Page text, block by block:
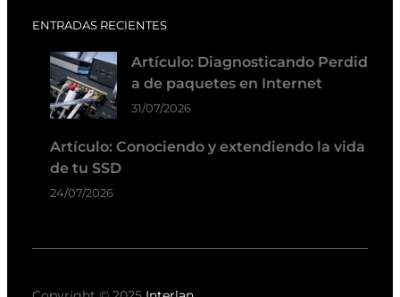
ENTRADAS RECIENTES
Artículo: Diagnosticando Perdid
a de paquetes en Internet
31/07/2026
Artículo: Conociendo y extendiendo la vida
de tu SSD
24/07/2026